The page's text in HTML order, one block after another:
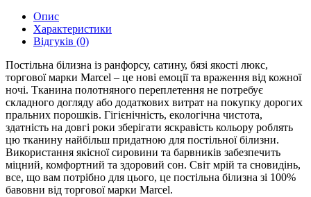
Опис
Характеристики
Відгуків (0)
Постільна білизна із ранфорсу, сатину, бязі якості люкс,
торгової марки Marcel – це нові емоції та враження від кожної
ночі. Тканина полотняного переплетення не потребує
складного догляду або додаткових витрат на покупку дорогих
пральних порошків. Гігієнічність, екологічна чистота,
здатність на довгі роки зберігати яскравість кольору роблять
цю тканину найбільш придатною для постільної білизни.
Використання якісної сировини та барвників забезпечить
міцний, комфортний та здоровий сон. Світ мрій та сновидінь,
все, що вам потрібно для цього, це постільна білизна зі 100%
бавовни від торгової марки Marcel.